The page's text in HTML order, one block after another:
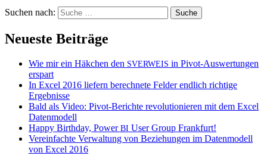
Suchen nach:
Neueste Beiträge
Wie mir ein Häkchen den SVERWEIS in Pivot-Auswertungen
erspart
In Excel 2016 liefern berechnete Felder endlich richtige
Ergebnisse
Bald als Video: Pivot-Berichte revolutionieren mit dem Excel
Datenmodell
Happy Birthday, PowerBI User Group Frankfurt!
Vereinfachte Verwaltung von Beziehungen im Datenmodell
von Excel 2016